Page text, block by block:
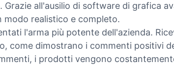
Grazie all'ausilio di software di grafica
modo realistico e completo.
l'arma più potente dell'azienda.
come dimostrano i commenti positivi
i prodotti vengono